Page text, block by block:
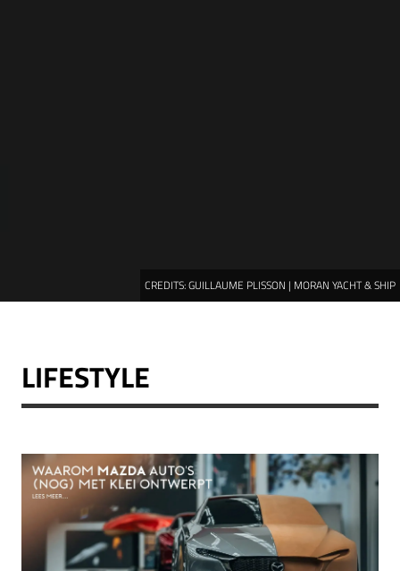
CREDITS:GUILLAUME PLISSON | MORAN YACHT & SHIP
LIFESTYLE